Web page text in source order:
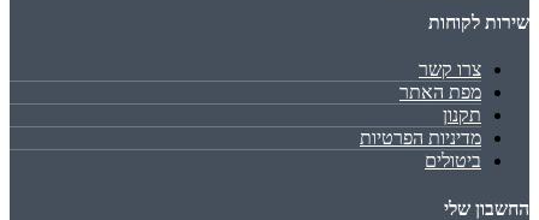
שירות לקוחות
צרו קשר
מפת האתר
תקנון
מדיניות הפרטיות
ביטולים
החשבון שלי